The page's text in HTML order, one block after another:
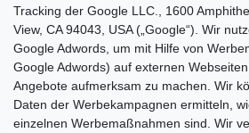
Tracking der Google LLC., 1600
View, CA 94043, USA („Google“). Wir
Google Adwords, um mit Hilfe von
Google Adwords) auf externen
Angebote aufmerksam zu machen. Wir
Daten der Werbekampagnen ermitteln,
einzelnen Werbemaßnahmen sind. Wir